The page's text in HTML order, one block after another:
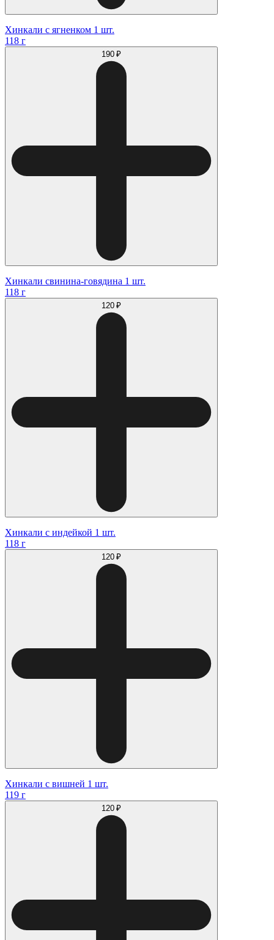
Хинкали с ягненком 1 шт.
118 г
190 ₽
Хинкали свинина-говядина 1 шт.
118 г
120 ₽
Хинкали с индейкой 1 шт.
118 г
120 ₽
Хинкали с вишней 1 шт.
119 г
120 ₽